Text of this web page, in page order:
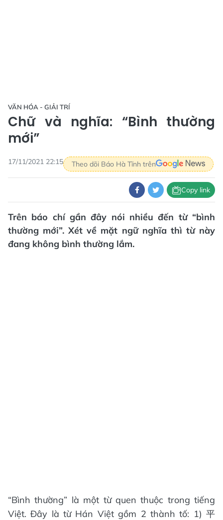
VĂN HÓA - GIẢI TRÍ
Chữ và nghĩa: “Bình thường
mới”
17/11/2021 22:15 Theo dõi Báo Hà Tĩnh trên
Copy link
Trên báo chí gần đây nói nhiều đến từ “bình
thường mới”. Xét về mặt ngữ nghĩa thì từ này
đang không bình thường lắm.
“Bình thường” là một từ quen thuộc trong tiếng
Việt. Đây là từ Hán Việt gồm 2 thành tố: 1) 平